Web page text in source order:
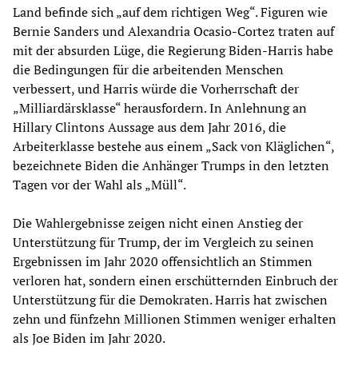
Land befinde sich „auf dem richtigen Weg“. Figuren wie
Bernie Sanders und Alexandria Ocasio-Cortez traten auf
mit der absurden Lüge, die Regierung Biden-Harris habe
die Bedingungen für die arbeitenden Menschen
verbessert, und Harris würde die Vorherrschaft der
„Milliardärsklasse“ herausfordern. In Anlehnung an
Hillary Clintons Aussage aus dem Jahr 2016, die
Arbeiterklasse bestehe aus einem „Sack von Kläglichen“,
bezeichnete Biden die Anhänger Trumps in den letzten
Tagen vor der Wahl als „Müll“.
Die Wahlergebnisse zeigen nicht einen Anstieg der
Unterstützung für Trump, der im Vergleich zu seinen
Ergebnissen im Jahr 2020 offensichtlich an Stimmen
verloren hat, sondern einen erschütternden Einbruch der
Unterstützung für die Demokraten. Harris hat zwischen
zehn und fünfzehn Millionen Stimmen weniger erhalten
als Joe Biden im Jahr 2020.